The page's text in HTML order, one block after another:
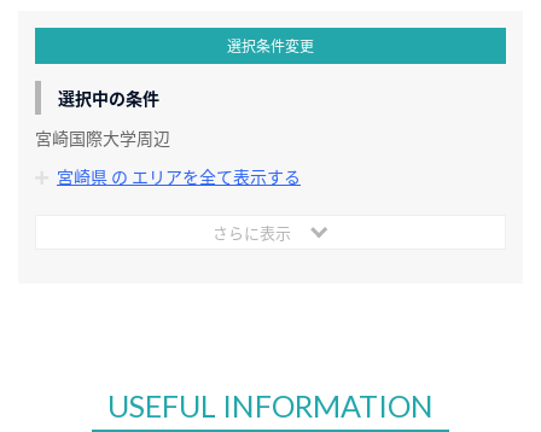
選択条件変更
選択中の条件
宮崎国際大学周辺
宮崎県 の エリアを全て表示する
さらに表示
USEFUL INFORMATION